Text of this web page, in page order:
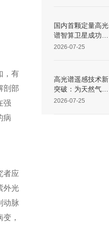
，有
剖部
强
病
者应
外光
动脉
，
国内首颗定量高光
谱智算卫星成功入
轨
2026-07-25
高光谱遥感技术新
突破：为天然气管
道“微泄露”戴上“光
2026-07-25